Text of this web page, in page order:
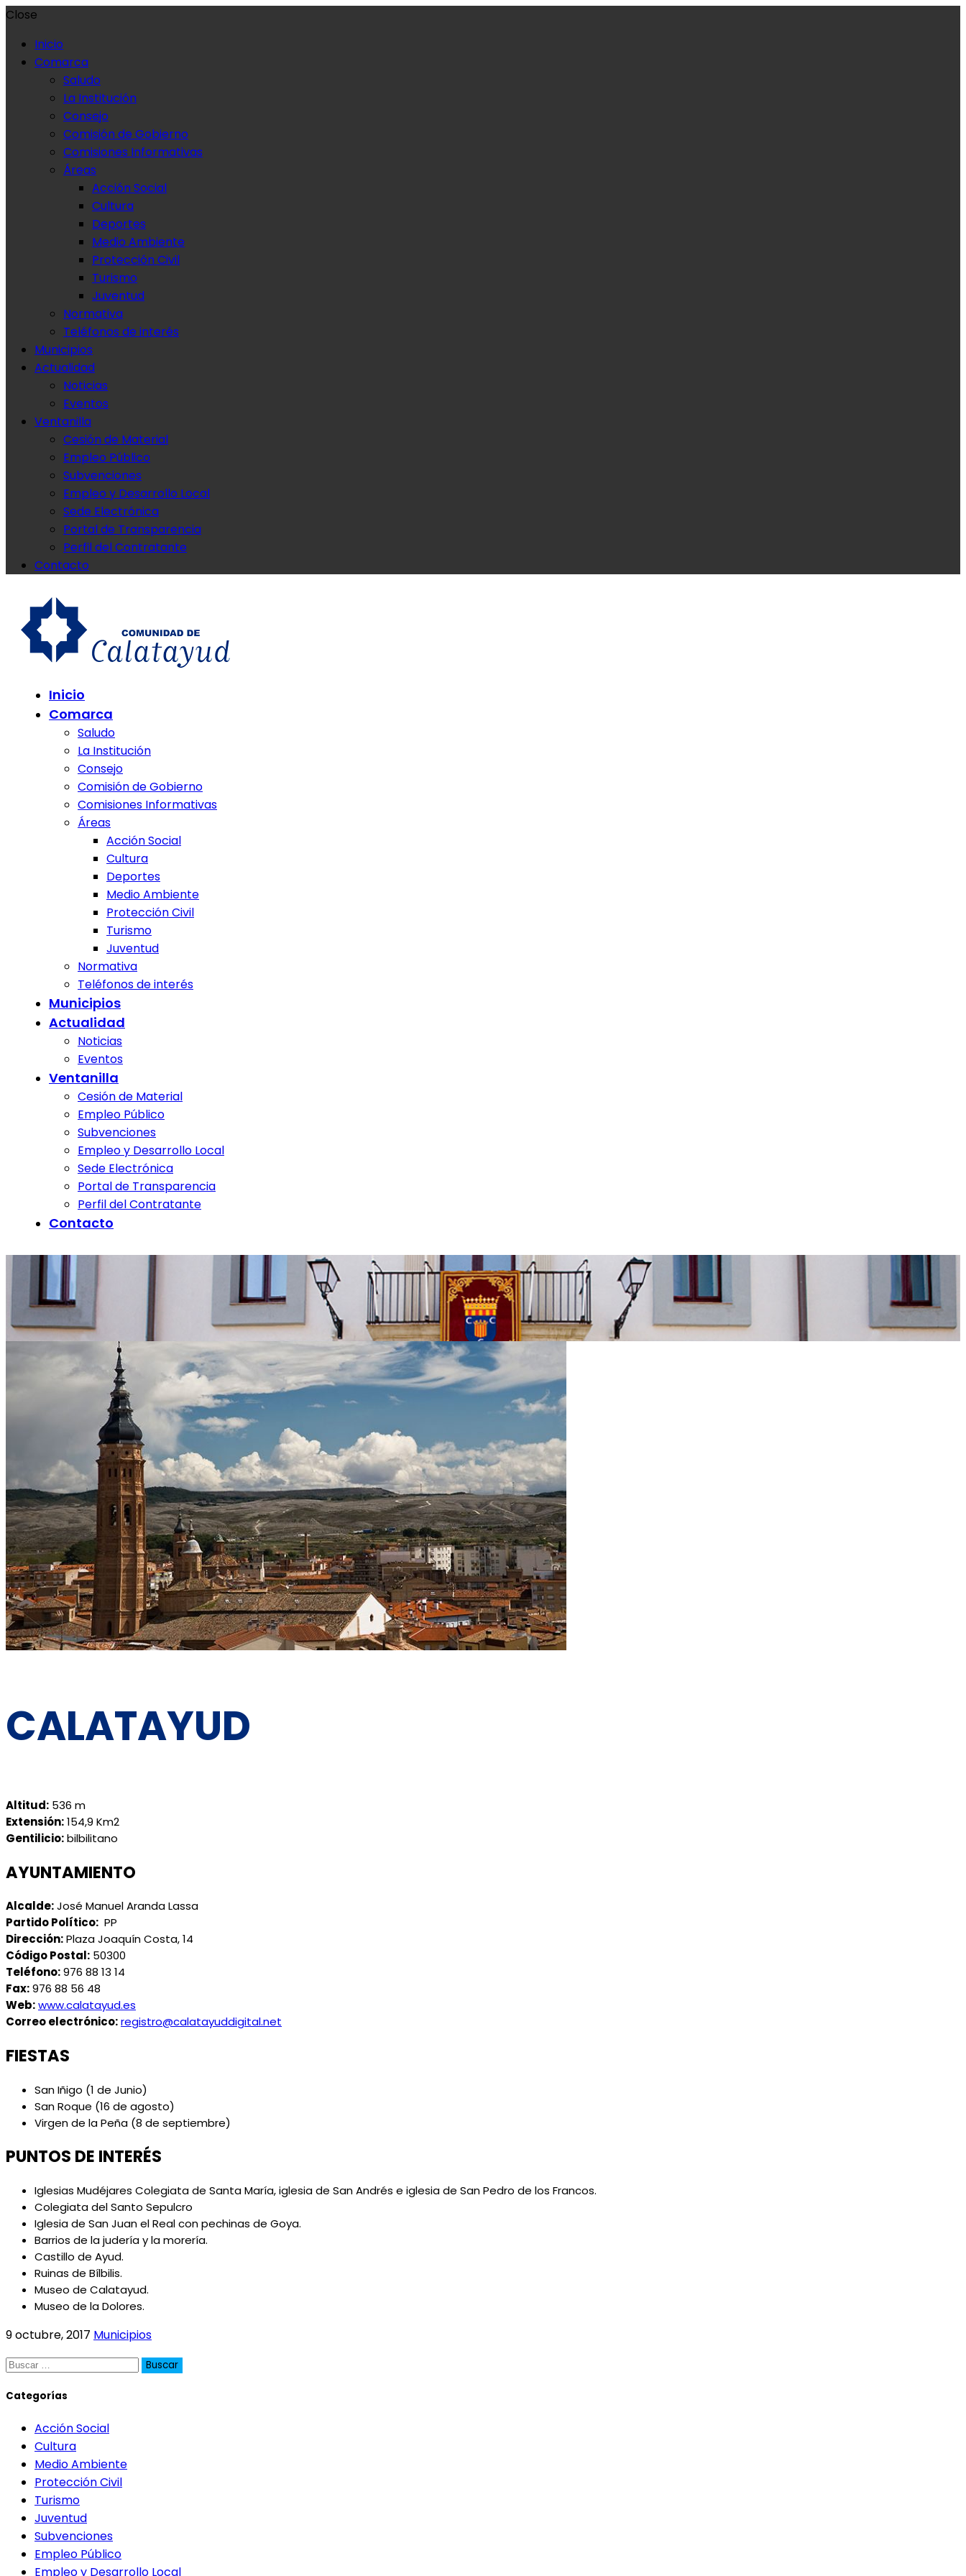
Close
Inicio
Comarca
Saludo
La Institución
Consejo
Comisión de Gobierno
Comisiones Informativas
Áreas
Acción Social
Cultura
Deportes
Medio Ambiente
Protección Civil
Turismo
Juventud
Normativa
Teléfonos de interés
Municipios
Actualidad
Noticias
Eventos
Ventanilla
Cesión de Material
Empleo Público
Subvenciones
Empleo y Desarrollo Local
Sede Electrónica
Portal de Transparencia
Perfil del Contratante
Contacto
Comunidad de Calatayud
Comunidad de Calatayud
Inicio
Comarca
Saludo
La Institución
Consejo
Comisión de Gobierno
Comisiones Informativas
Áreas
Acción Social
Cultura
Deportes
Medio Ambiente
Protección Civil
Turismo
Juventud
Normativa
Teléfonos de interés
Municipios
Actualidad
Noticias
Eventos
Ventanilla
Cesión de Material
Empleo Público
Subvenciones
Empleo y Desarrollo Local
Sede Electrónica
Portal de Transparencia
Perfil del Contratante
Contacto
CALATAYUD
Altitud: 536 m
Extensión:154,9 Km2
Gentilicio:bilbilitano
AYUNTAMIENTO
Alcalde:José Manuel Aranda Lassa
Partido Político: PP
Dirección:Plaza Joaquín Costa, 14
Código Postal: 50300
Teléfono:976 88 13 14
Fax:976 88 56 48
Web:www.calatayud.es
Correo electrónico:registro@calatayuddigital.net
FIESTAS
San Iñigo (1 de Junio)
San Roque (16 de agosto)
Virgen de la Peña (8 de septiembre)
PUNTOS DE INTERÉS
Iglesias Mudéjares Colegiata de Santa María, iglesia de San Andrés e iglesia de San Pedro de los Francos.
Colegiata del Santo Sepulcro
Iglesia de San Juan el Real con pechinas de Goya.
Barrios de la judería y la morería.
Castillo de Ayud.
Ruinas de Bílbilis.
Museo de Calatayud.
Museo de la Dolores.
9 octubre, 2017 Municipios
Buscar:
Categorías
Acción Social
Cultura
Medio Ambiente
Protección Civil
Turismo
Juventud
Subvenciones
Empleo Público
Empleo y Desarrollo Local